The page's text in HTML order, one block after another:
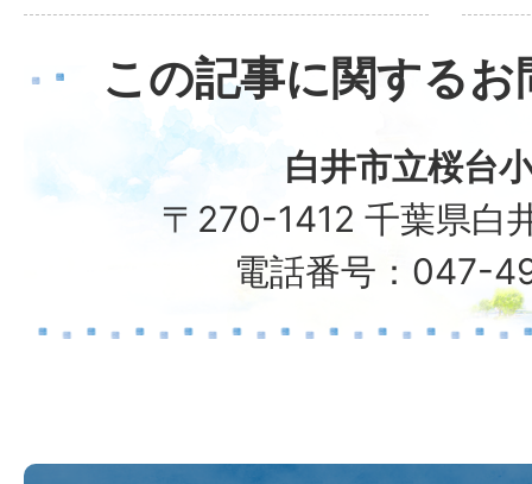
この記事に関する
白井市立桜台
〒270-1412 千葉県白
電話番号：047-